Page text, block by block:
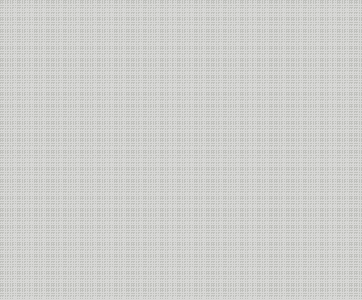
02X 0.37 mm 10.2kg 30m
03X 0.405 mm 11.59kg 30m
04X 0.435 mm 13.9kg 30m
05X 0.47 mm 16.42kg 30m
06X 0.52 mm 20.38kg 20m